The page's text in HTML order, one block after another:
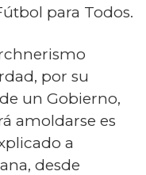
para Todos.
por su
un Gobierno,
amoldarse es
a
desde